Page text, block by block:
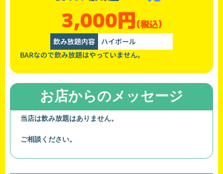
3,000円(税込)
飲み放題内容
ハイボール
BARなので飲み放題はやっていません。
お店からのメッセージ
当店は飲み放題はありません。
ご相談ください。